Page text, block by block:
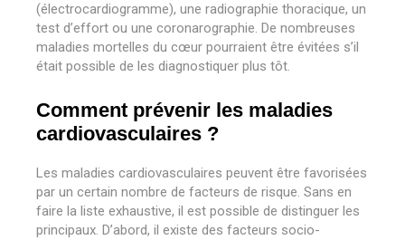
(électrocardiogramme), une radiographie thoracique, un
test d’effort ou une coronarographie. De nombreuses
maladies mortelles du cœur pourraient être évitées s’il
était possible de les diagnostiquer plus tôt.
Comment prévenir les maladies
cardiovasculaires ?
Les maladies cardiovasculaires peuvent être favorisées
par un certain nombre de facteurs de risque. Sans en
faire la liste exhaustive, il est possible de distinguer les
principaux. D’abord, il existe des facteurs socio-